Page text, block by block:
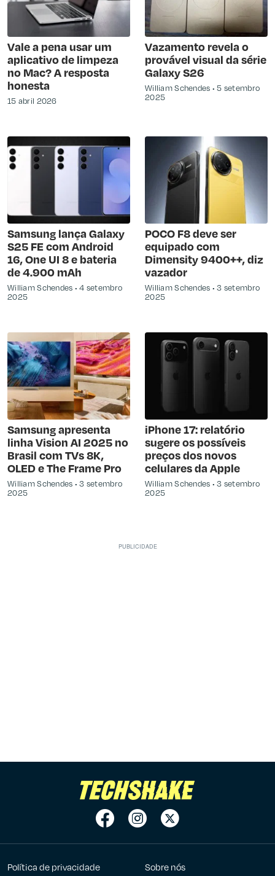
Vale a pena usar um
aplicativo de limpeza
no Mac? A resposta
honesta
15 abril 2026
Vazamento revela o
provável visual da série
Galaxy S26
William Schendes
5 setembro
2025
Samsung lança Galaxy
S25 FE com Android
16, One UI 8 e bateria
de 4.900 mAh
William Schendes
4 setembro
2025
POCO F8 deve ser
equipado com
Dimensity 9400++, diz
vazador
William Schendes
3 setembro
2025
Samsung apresenta
linha Vision AI 2025 no
Brasil com TVs 8K,
OLED e The Frame Pro
William Schendes
3 setembro
2025
iPhone 17: relatório
sugere os possíveis
preços dos novos
celulares da Apple
William Schendes
3 setembro
2025
Política de privacidade Sobre nós